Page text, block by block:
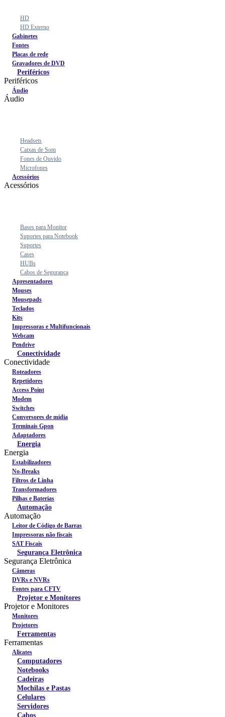
HD
HD Externo
Gabinetes
Fontes
Placas de rede
Gravadores de DVD
Periféricos
Periféricos
Áudio
Áudio
Headsets
Caixas de Som
Fones de Ouvido
Microfones
Acessórios
Acessórios
Bases para Monitor
Suportes para Notebook
Suportes
Cases
HUBs
Cabos de Segurança
Apresentadores
Mouses
Mousepads
Teclados
Kits
Impressoras e Multifuncionais
Webcam
Pendrive
Conectividade
Conectividade
Roteadores
Repetidores
Access Point
Modem
Switches
Conversores de mídia
Terminais Gpon
Adaptadores
Energia
Energia
Estabilizadores
No-Breaks
Filtros de Linha
Transformadores
Pilhas e Baterias
Automação
Automação
Leitor de Código de Barras
Impressoras não fiscais
SAT Fiscais
Segurança Eletrônica
Segurança Eletrônica
Câmeras
DVRs e NVRs
Fontes para CFTV
Projetor e Monitores
Projetor e Monitores
Monitores
Projetores
Ferramentas
Ferramentas
Alicates
Computadores
Notebooks
Cadeiras
Mochilas e Pastas
Celulares
Servidores
Cabos